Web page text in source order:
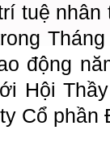
tuệ
động
Hội
Cổ